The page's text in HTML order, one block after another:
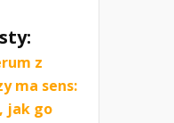
z
ma sens:
jak go